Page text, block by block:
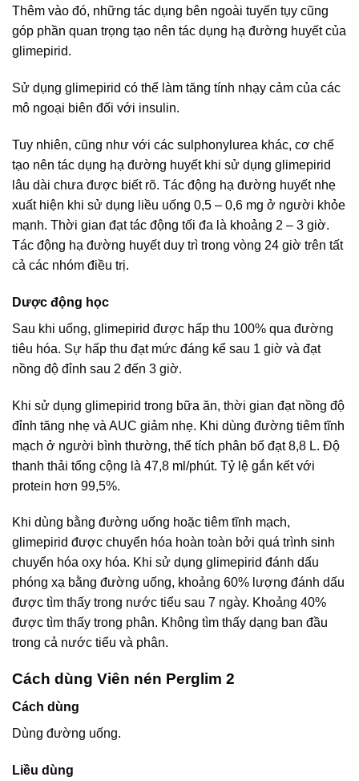
Thêm vào đó, những tác dụng bên ngoài tuyến tụy cũng
góp phần quan trọng tạo nên tác dụng hạ đường huyết của
glimepirid.
Sử dụng glimepirid có thể làm tăng tính nhạy cảm của các
mô ngoại biên đối với insulin.
Tuy nhiên, cũng như với các sulphonylurea khác, cơ chế
tạo nên tác dụng hạ đường huyết khi sử dụng glimepirid
lâu dài chưa được biết rõ. Tác động hạ đường huyết nhẹ
xuất hiện khi sử dụng liều uống 0,5 – 0,6 mg ở người khỏe
mạnh. Thời gian đạt tác động tối đa là khoảng 2 – 3 giờ.
Tác động hạ đường huyết duy trì trong vòng 24 giờ trên tất
cả các nhóm điều trị.
Dược động học
Sau khi uống, glimepirid được hấp thu 100% qua đường
tiêu hóa. Sự hấp thu đạt mức đáng kể sau 1 giờ và đạt
nồng độ đỉnh sau 2 đến 3 giờ.
Khi sử dụng glimepirid trong bữa ăn, thời gian đạt nồng độ
đỉnh tăng nhẹ và AUC giảm nhẹ. Khi dùng đường tiêm tĩnh
mạch ở người bình thường, thể tích phân bố đạt 8,8 L. Độ
thanh thải tổng cộng là 47,8 ml/phút. Tỷ lệ gắn kết với
protein hơn 99,5%.
Khi dùng bằng đường uống hoặc tiêm tĩnh mạch,
glimepirid được chuyển hóa hoàn toàn bởi quá trình sinh
chuyển hóa oxy hóa. Khi sử dụng glimepirid đánh dấu
phóng xạ bằng đường uống, khoảng 60% lượng đánh dấu
được tìm thấy trong nước tiểu sau 7 ngày. Khoảng 40%
được tìm thấy trong phân. Không tìm thấy dạng ban đầu
trong cả nước tiểu và phân.
Cách dùng Viên nén Perglim 2
Cách dùng
Dùng đường uống.
Liều dùng